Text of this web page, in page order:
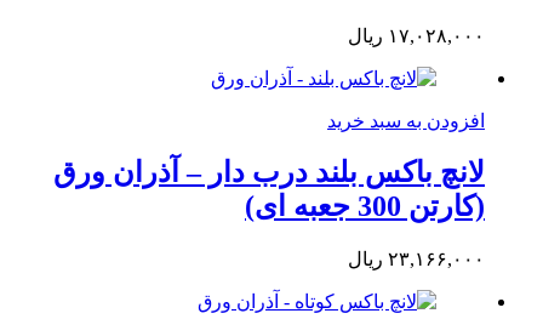
۱۷,۰۲۸,۰۰۰ ریال
افزودن به سبد خرید
لانچ باکس بلند درب دار – آذران ورق
(کارتن 300 جعبه ای)
۲۳,۱۶۶,۰۰۰ ریال